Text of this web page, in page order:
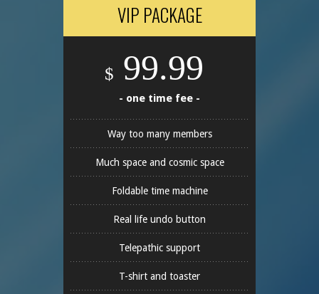
VIP PACKAGE
$ 99.99
- one time fee -
Way too many members
Much space and cosmic space
Foldable time machine
Real life undo button
Telepathic support
T-shirt and toaster